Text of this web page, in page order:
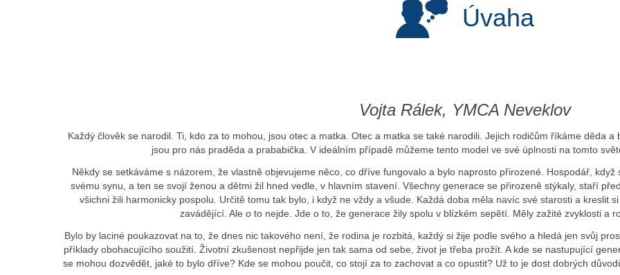
Úvaha
Vojta Rálek, YMCA Neveklov
Každý člověk se narodil. Ti, kdo za to mohou, jsou otec a matka. Otec a matka se také narodili. Jejich rodičům říkáme děda
jsou pro nás praděda a prababička. V ideálním případě můžeme tento model ve své úplnosti na tomto
Někdy se setkáváme s názorem, že vlastně objevujeme něco, co dříve fungovalo a bylo naprosto přirozené. Hospodář,
svému synu, a ten se svojí ženou a dětmi žil hned vedle, v hlavním stavení. Všechny generace se přirozeně stýkaly, staří
všichni žili harmonicky pospolu. Určitě tomu tak bylo, i když ne vždy a všude. Každá doba měla navíc své starosti a kreslit
zavádějící. Ale o to nejde. Jde o to, že generace žily spolu v blízkém sepětí. Měly zažité zvyklosti a
Bylo by laciné poukazovat na to, že dnes nic takového není, že rodina je rozbitá, každý si žije podle svého a hledá jen svůj
příklady obohacujícího soužití. Životní zkušenost nepřijde jen tak sama od sebe, život je třeba prožít. A kde se nastupující
se mohou dozvědět, jaké to bylo dříve? Kde se mohou poučit, co stojí za to zachovat a co opustit? Už to je dost dobrých